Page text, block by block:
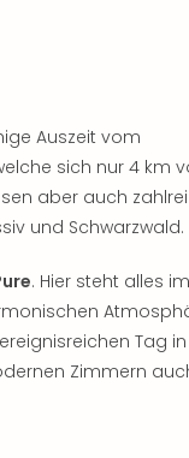
Auszeit vom
sich nur 4 km
aber auch
und Schwarzwald.
. Hier steht alles im
Tag in
Zimmern